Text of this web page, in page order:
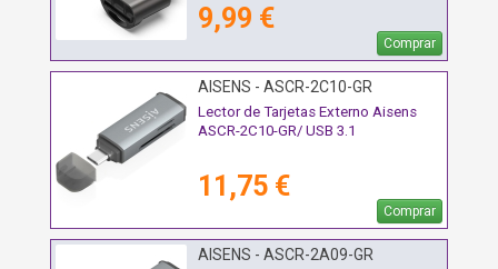
9,99 €
Comprar
AISENS - ASCR-2C10-GR
Lector de Tarjetas Externo Aisens
ASCR-2C10-GR/ USB 3.1
11,75 €
Comprar
AISENS - ASCR-2A09-GR